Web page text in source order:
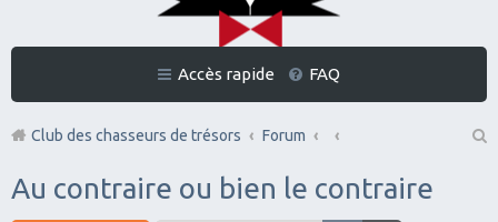
Accès rapide FAQ
Club des chasseurs de trésors
Forum
Au contraire ou bien le contraire